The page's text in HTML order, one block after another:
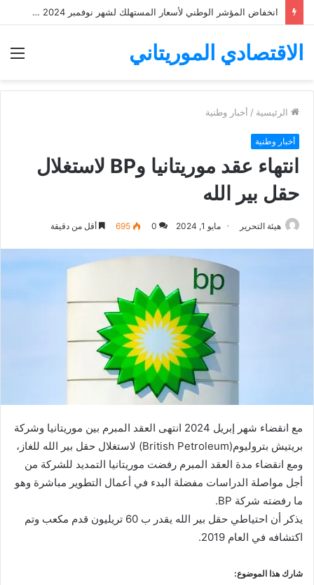
انخفاض المؤشر الوطني لأسعار المستهلك لشهر نوفمبر 2024 ب 1%
الاقتصادي الموريتاني
الرئيسية / أخبار وطنية
أخبار وطنية
انتهاء عقد موريتانيا وBP لاستغلال
حقل بير الله
هيئة التحرير مايو 1, 2024 0
695 أقل من دقيقة
مع انقضاء شهر إبريل 2024 انتهى العقد المبرم بين موريتانيا وشركة
بريتيش بتروليوم(British Petroleum)‏ لاستغلال حقل بير الله للغاز،
ومع انقضاء مدة العقد المبرم رفضت موريتانيا التمديد للشركة من
أجل مواصلة الدراسات مفضلة البدء في أعمال التطوير مباشرة وهو
ما رفضته شركة BP.
يذكر أن احتياطي حقل بير الله يقدر ب 60 تريليون قدم مكعب وتم
اكتشافه في العام 2019.
شارك هذا الموضوع: